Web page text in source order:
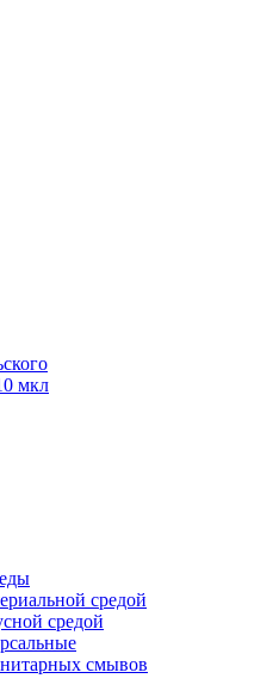
мкл
средой
средой
смывов